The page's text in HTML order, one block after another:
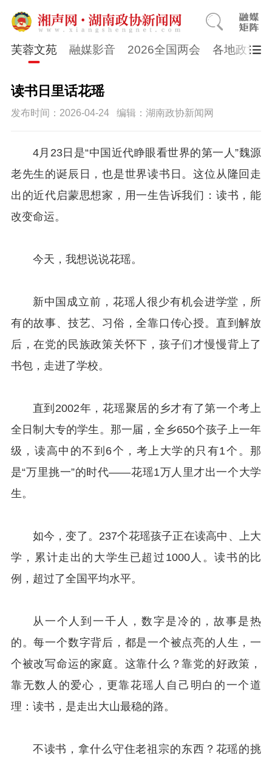
芙蓉文苑 融媒影音 2026全国两会 各地政协
读书日里话花瑶
发布时间：2026-04-24 编辑：湖南政协新闻网
4月23日是“中国近代睁眼看世界的第一人”魏源
老先生的诞辰日，也是世界读书日。这位从隆回走
出的近代启蒙思想家，用一生告诉我们：读书，能
改变命运。
今天，我想说说花瑶。
新中国成立前，花瑶人很少有机会进学堂，所
有的故事、技艺、习俗，全靠口传心授。直到解放
后，在党的民族政策关怀下，孩子们才慢慢背上了
书包，走进了学校。
直到2002年，花瑶聚居的乡才有了第一个考上
全日制大专的学生。那一届，全乡650个孩子上一年
级，读高中的不到6个，考上大学的只有1个。那
是“万里挑一”的时代——花瑶1万人里才出一个大学
生。
如今，变了。237个花瑶孩子正在读高中、上大
学，累计走出的大学生已超过1000人。读书的比
例，超过了全国平均水平。
从一个人到一千人，数字是冷的，故事是热
的。每一个数字背后，都是一个被点亮的人生，一
个被改写命运的家庭。这靠什么？靠党的好政策，
靠无数人的爱心，更靠花瑶人自己明白的一个道
理：读书，是走出大山最稳的路。
不读书，拿什么守住老祖宗的东西？花瑶的挑